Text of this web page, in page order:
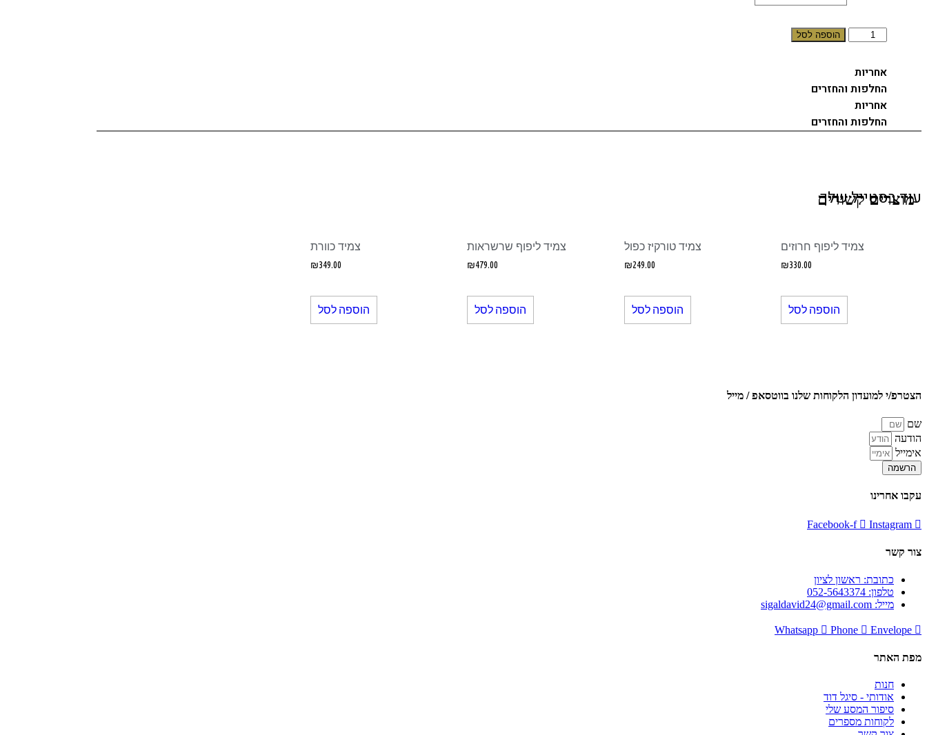
לבכמות
של
ג׳אדי
הוספה לסל
אחריות
החלפות והחזרים
אחריות
החלפות והחזרים
עוד בסטייל שלך
מוצרים קשורים
צמיד ליפוף חרוזים
₪330.00
הוספה לסל
צמיד טורקיז כפול
₪249.00
הוספה לסל
צמיד ליפוף שרשראות
₪479.00
הוספה לסל
צמיד כוורת
₪349.00
הוספה לסל
הצטרפ/י למועדון הלקוחות שלנו בווטסאפ / מייל
שם
הודעה
אימייל
הרשמה
עקבו אחרינו
Facebook-f Instagram
צור קשר
כתובת: ראשון לציון
טלפון: 052-5643374
מייל: sigaldavid24@gmail.com
Whatsapp Phone Envelope
מפת האתר
חנות
אודותי - סיגל דוד
סיפור המסע שלי
לקוחות מספרים